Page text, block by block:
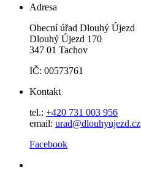
Adresa
Obecní úřad Dlouhý Újezd
Dlouhý Újezd 170
347 01 Tachov
IČ: 00573761
Kontakt
tel.: +420 731 003 956
email: urad@dlouhyujezd.cz
Facebook